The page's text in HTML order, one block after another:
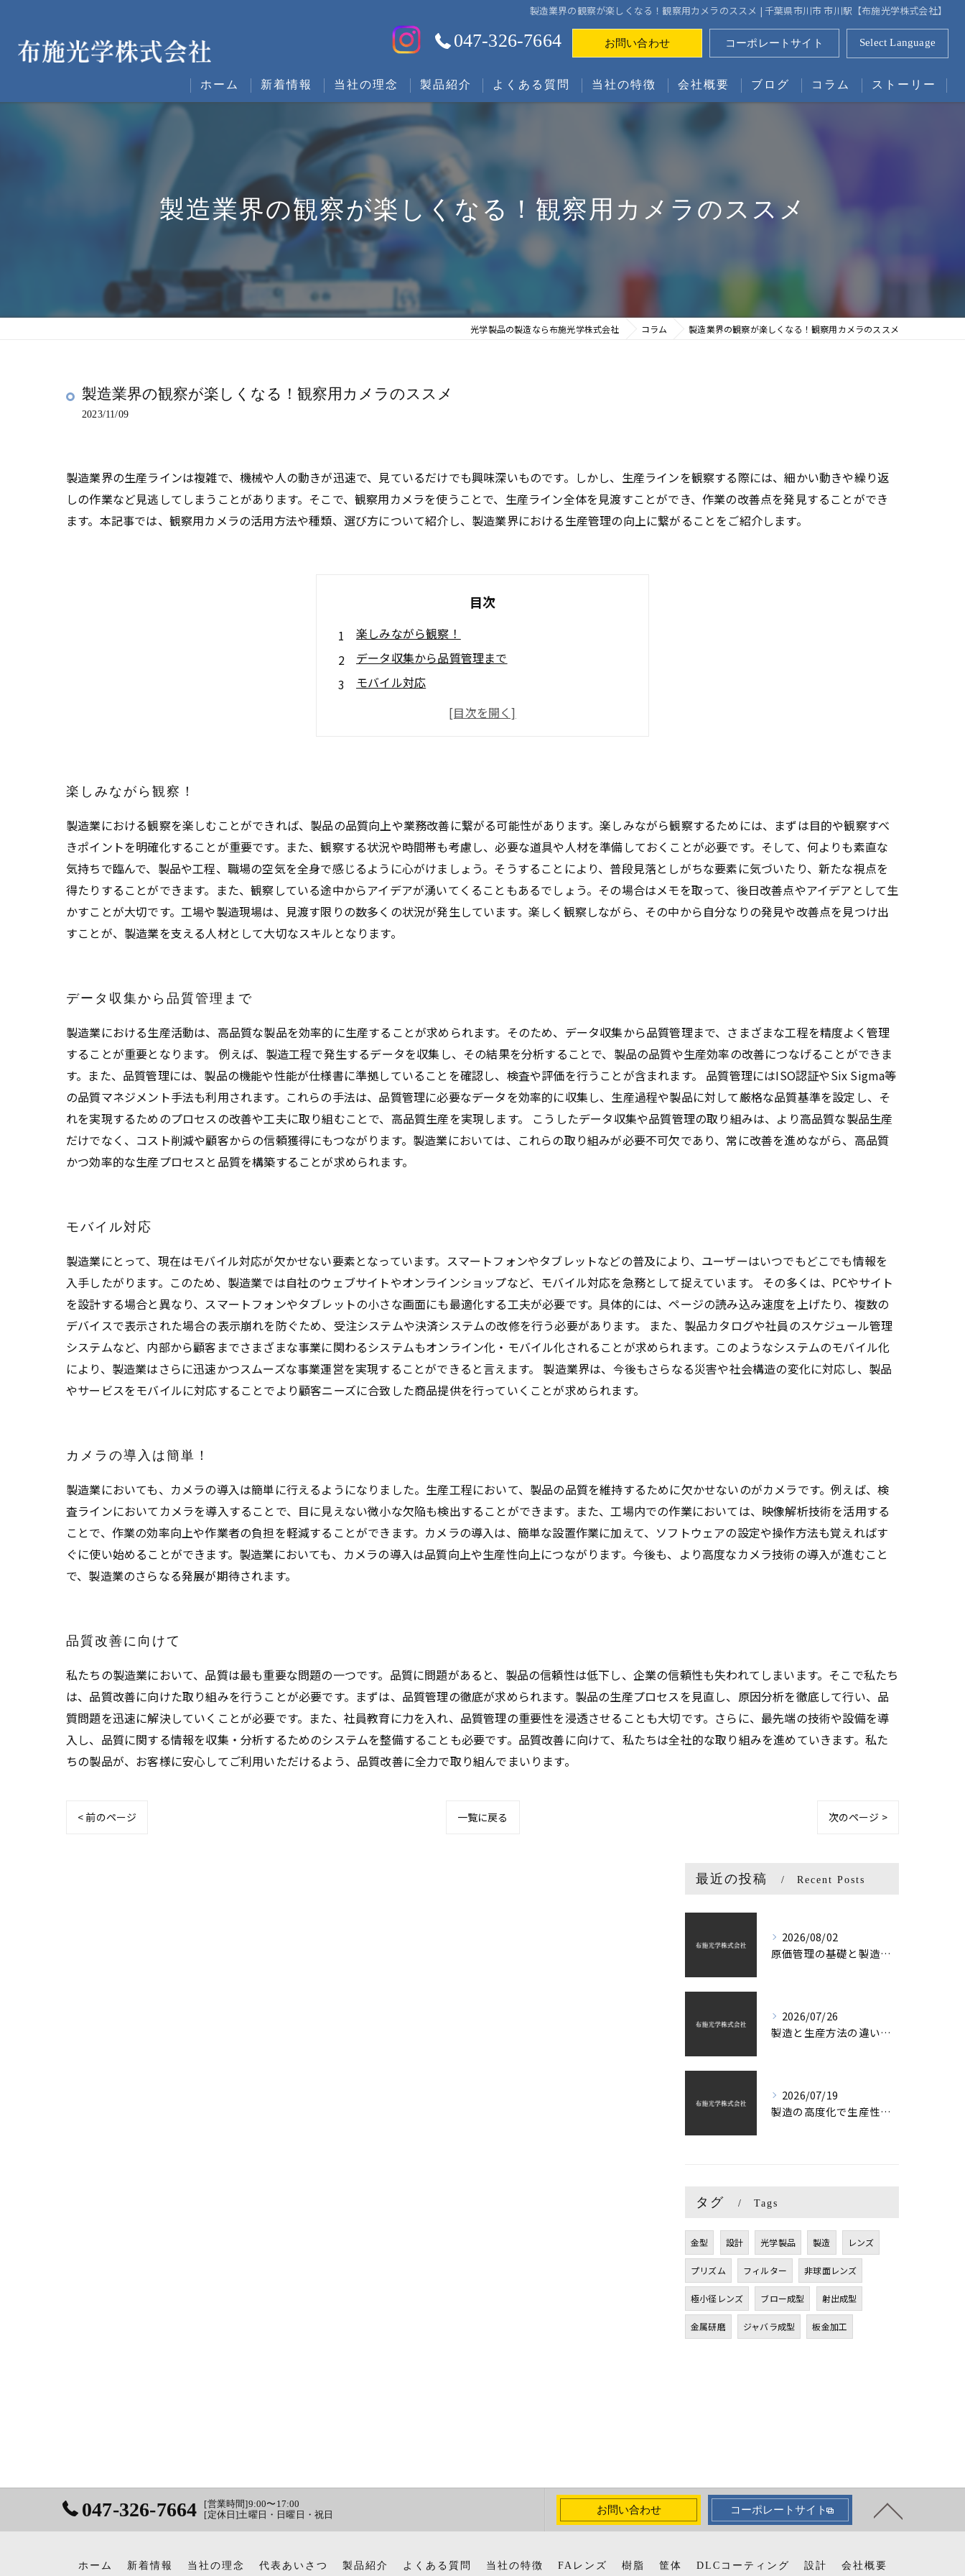
製造業界の観察が楽しくなる！観察用カメラのススメ | 千葉県市川市 市川駅【布施光学株式会社】
047-326-7664 お問い合わせ コーポレートサイト Select Language
ホーム 新着情報 当社の理念
代表あいさつ
製品紹介 よくある質問 当社の特徴
筐体
会社概要 ブログ コラム ストーリー
製造業界の観察が楽しくなる！観察用カメラのススメ
光学製品の製造なら布施光学株式会社 コラム 製造業界の観察が楽しくなる！観察用カメラのススメ
製造業界の観察が楽しくなる！観察用カメラのススメ
2023/11/09
製造業界の生産ラインは複雑で、機械や人の動きが迅速で、見ているだけでも興味深いものです。しかし、生産ラインを観察する際には、細かい動きや繰り返
しの作業など見逃してしまうことがあります。そこで、観察用カメラを使うことで、生産ライン全体を見渡すことができ、作業の改善点を発見することができ
ます。本記事では、観察用カメラの活用方法や種類、選び方について紹介し、製造業界における生産管理の向上に繋がることをご紹介します。
目次
楽しみながら観察！
データ収集から品質管理まで
モバイル対応
カメラの導入は簡単！
楽しみながら観察！
製造業における観察を楽しむことができれば、製品の品質向上や業務改善に繋がる可能性があります。楽しみながら観察するためには、まずは目的や観察すべ
きポイントを明確化することが重要です。また、観察する状況や時間帯も考慮し、必要な道具や人材を準備しておくことが必要です。そして、何よりも素直な
気持ちで臨んで、製品や工程、職場の空気を全身で感じるように心がけましょう。そうすることにより、普段見落としがちな要素に気づいたり、新たな視点を
得たりすることができます。また、観察している途中からアイデアが湧いてくることもあるでしょう。その場合はメモを取って、後日改善点やアイデアとして生
かすことが大切です。工場や製造現場は、見渡す限りの数多くの状況が発生しています。楽しく観察しながら、その中から自分なりの発見や改善点を見つけ出
すことが、製造業を支える人材として大切なスキルとなります。
データ収集から品質管理まで
製造業における生産活動は、高品質な製品を効率的に生産することが求められます。そのため、データ収集から品質管理まで、さまざまな工程を精度よく管理
することが重要となります。 例えば、製造工程で発生するデータを収集し、その結果を分析することで、製品の品質や生産効率の改善につなげることができま
す。また、品質管理には、製品の機能や性能が仕様書に準拠していることを確認し、検査や評価を行うことが含まれます。 品質管理にはISO認証やSix Sigma等
の品質マネジメント手法も利用されます。これらの手法は、品質管理に必要なデータを効率的に収集し、生産過程や製品に対して厳格な品質基準を設定し、そ
れを実現するためのプロセスの改善や工夫に取り組むことで、高品質生産を実現します。 こうしたデータ収集や品質管理の取り組みは、より高品質な製品生産
だけでなく、コスト削減や顧客からの信頼獲得にもつながります。製造業においては、これらの取り組みが必要不可欠であり、常に改善を進めながら、高品質
かつ効率的な生産プロセスと品質を構築することが求められます。
モバイル対応
製造業にとって、現在はモバイル対応が欠かせない要素となっています。スマートフォンやタブレットなどの普及により、ユーザーはいつでもどこでも情報を
入手したがります。このため、製造業では自社のウェブサイトやオンラインショップなど、モバイル対応を急務として捉えています。 その多くは、PCやサイト
を設計する場合と異なり、スマートフォンやタブレットの小さな画面にも最適化する工夫が必要です。具体的には、ページの読み込み速度を上げたり、複数の
デバイスで表示された場合の表示崩れを防ぐため、受注システムや決済システムの改修を行う必要があります。 また、製品カタログや社員のスケジュール管理
システムなど、内部から顧客までさまざまな事業に関わるシステムもオンライン化・モバイル化されることが求められます。このようなシステムのモバイル化
により、製造業はさらに迅速かつスムーズな事業運営を実現することができると言えます。 製造業界は、今後もさらなる災害や社会構造の変化に対応し、製品
やサービスをモバイルに対応することでより顧客ニーズに合致した商品提供を行っていくことが求められます。
カメラの導入は簡単！
製造業においても、カメラの導入は簡単に行えるようになりました。生産工程において、製品の品質を維持するために欠かせないのがカメラです。例えば、検
査ラインにおいてカメラを導入することで、目に見えない微小な欠陥も検出することができます。また、工場内での作業においては、映像解析技術を活用する
ことで、作業の効率向上や作業者の負担を軽減することができます。カメラの導入は、簡単な設置作業に加えて、ソフトウェアの設定や操作方法も覚えればす
ぐに使い始めることができます。製造業においても、カメラの導入は品質向上や生産性向上につながります。今後も、より高度なカメラ技術の導入が進むこと
で、製造業のさらなる発展が期待されます。
品質改善に向けて
私たちの製造業において、品質は最も重要な問題の一つです。品質に問題があると、製品の信頼性は低下し、企業の信頼性も失われてしまいます。そこで私たち
は、品質改善に向けた取り組みを行うことが必要です。まずは、品質管理の徹底が求められます。製品の生産プロセスを見直し、原因分析を徹底して行い、品
質問題を迅速に解決していくことが必要です。また、社員教育に力を入れ、品質管理の重要性を浸透させることも大切です。さらに、最先端の技術や設備を導
入し、品質に関する情報を収集・分析するためのシステムを整備することも必要です。品質改善に向けて、私たちは全社的な取り組みを進めていきます。私た
ちの製品が、お客様に安心してご利用いただけるよう、品質改善に全力で取り組んでまいります。
< 前のページ 一覧に戻る 次のページ >
最近の投稿 Recent Posts
2026/08/02
原価管理の基礎と製造現場で役立つ実践ポイントを短時間で理解する
2026/07/26
製造と生産方法の違いを押さえて最適な生産体制を構築するポイント
2026/07/19
製造の高度化で生産性と品質を両立させる最新アプローチ
タグ Tags
金型 設計 光学製品 製造 レンズ
プリズム フィルター 非球面レンズ
極小径レンズ ブロー成型 射出成型
金属研磨 ジャバラ成型 板金加工
047-326-7664
[営業時間]9:00〜17:00
[定休日]土曜日・日曜日・祝日
お問い合わせ コーポレートサイト
ホーム 新着情報 当社の理念 代表あいさつ 製品紹介 よくある質問 当社の特徴 FAレンズ 樹脂 筐体 DLCコーティング 設計 会社概要